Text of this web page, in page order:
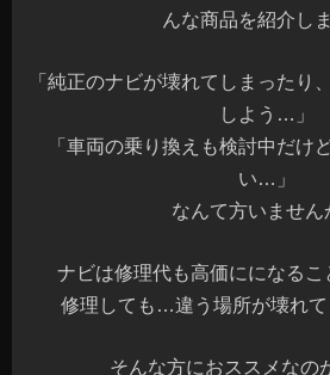
んな商品を紹介しま
「純正のナビが壊れてしまったり
しよう…」
「車両の乗り換えも検討中だけ
い…」
なんて方いません
ナビは修理代も高価にになるこ
修理しても…違う場所が壊れ
そんな方におススメなの